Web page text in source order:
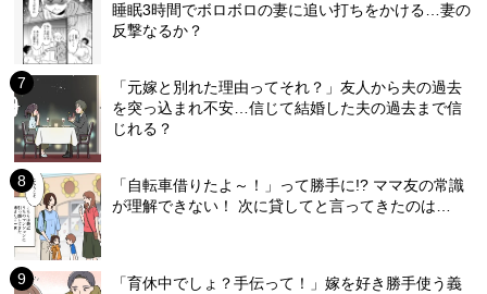
睡眠3時間でボロボロの妻に追い打ちをかける…妻の
反撃なるか？
「元嫁と別れた理由ってそれ？」友人から夫の過去
を突っ込まれ不安…信じて結婚した夫の過去まで信
じれる？
「自転車借りたよ～！」って勝手に!? ママ友の常識
が理解できない！ 次に貸してと言ってきたのは…
「育休中でしょ？手伝って！」嫁を好き勝手使う義